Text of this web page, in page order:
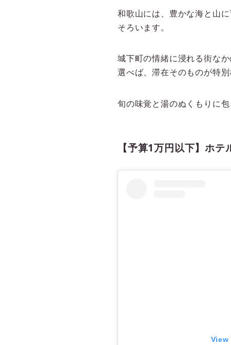
和歌山には、豊かな海と山
そろいます。
城下町の情緒に浸れる街な
選べば、滞在そのものが特別
旬の味覚と湯のぬくもりに
【予算1万円以下】ホ